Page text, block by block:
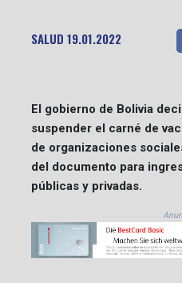
SALUD 19.01.2022
El gobierno de Bolivia
suspender el carné de
de organizaciones
del documento para
públicas y privadas.